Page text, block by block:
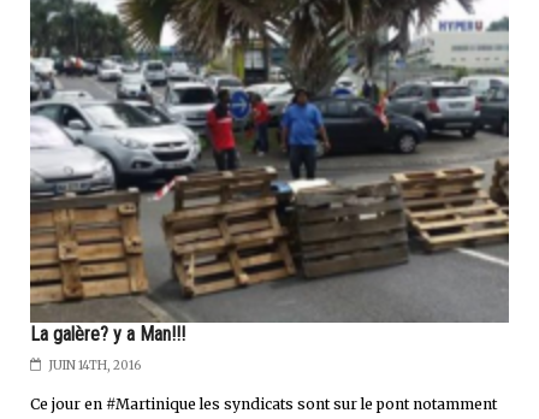
La galère? y a Man!!!
JUIN 14TH, 2016
Ce jour en #Martinique les syndicats sont sur le pont notamment